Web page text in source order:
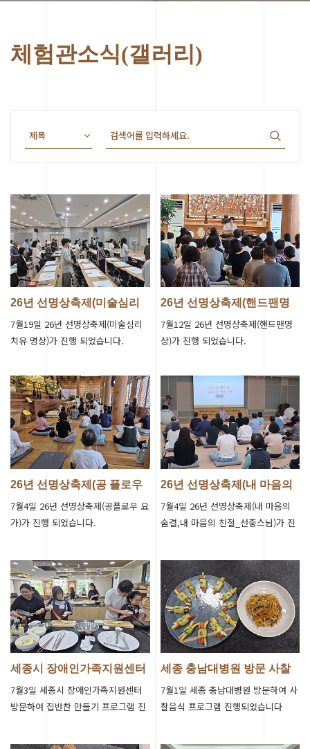
체험관소식(갤러리)
26년 선명상축제(미술심리
7월19일 26년 선명상축제(미술심리
치유 명상)가 진행 되었습니다.
26년 선명상축제(핸드팬명
7월12일 26년 선명상축제(핸드팬명
상)가 진행 되었습니다.
26년 선명상축제(공 플로우
7월4일 26년 선명상축제(공플로우 요
가)가 진행 되었습니다.
26년 선명상축제(내 마음의
7월4일 26년 선명상축제(내 마음의
숨결,내 마음의 친절_선중스님)가 진
세종시 장애인가족지원센터
7월3일 세종시 장애인가족지원센터
방문하여 집반찬 만들기 프로그램 진
세종 충남대병원 방문 사찰
7월1일 세종 충남대병원 방문하여 사
찰음식 프로그램 진행되었습니다